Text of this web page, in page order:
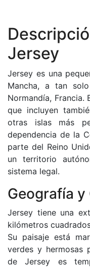
Jersey
Jersey es una
Mancha, a tan
Normandía, Francia.
que incluyen
otras islas más
dependencia de la
parte del Reino
un territorio
sistema legal.
Geografía y
Jersey tiene una
kilómetros
Su paisaje está
verdes y hermosas
de Jersey es